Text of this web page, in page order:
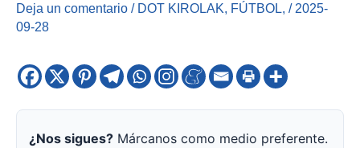
Deja un comentario / DOT KIROLAK, FÚTBOL, / 2025-
09-28
¿Nos sigues? Márcanos como medio preferente.